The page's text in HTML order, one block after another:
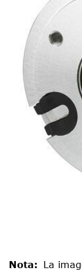
Nota: La